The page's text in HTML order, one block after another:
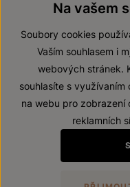
© 2026
Zákaz prodeje
Na vašem
Soubory cookies
Vaším souhlasem i
webových stránek.
souhlasíte s
na webu pro zobrazení
reklamních